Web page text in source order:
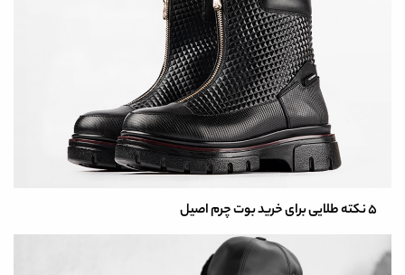
5 نکته طلایی برای خرید بوت چرم اصیل